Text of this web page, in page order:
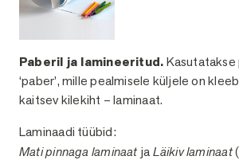
Paberil ja lamineeritud.
‘paber’, mille pealmisele küljele on
kaitsev kilekiht – laminaat.
Laminaadi tüübid:
Mati pinnaga laminaat ja Läikiv laminaat